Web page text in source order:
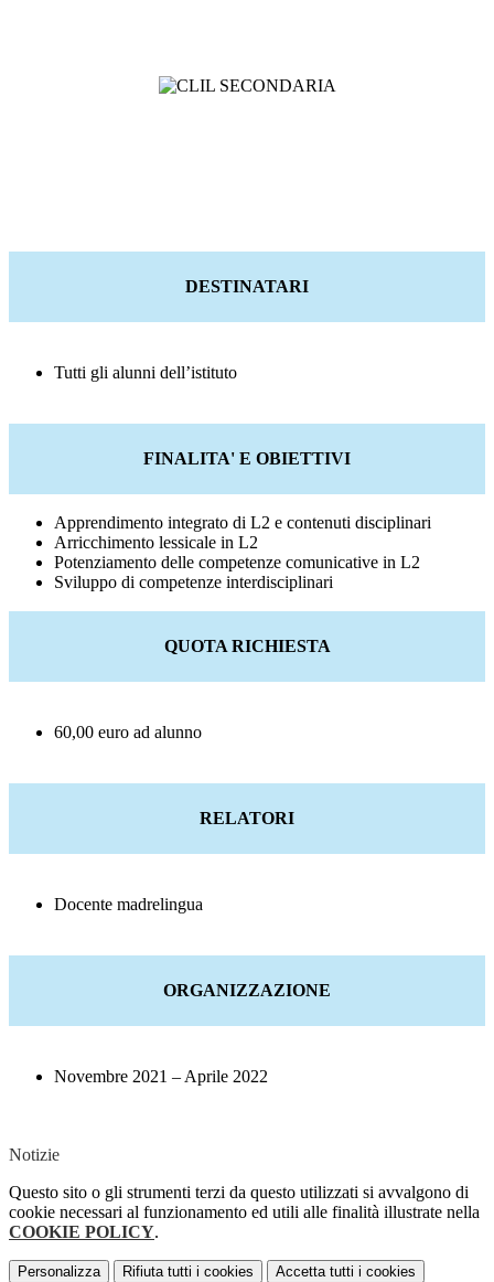
DESTINATARI
Tutti gli alunni dell’istituto
FINALITA' E OBIETTIVI
Apprendimento integrato di L2 e contenuti disciplinari
Arricchimento lessicale in L2
Potenziamento delle competenze comunicative in L2
Sviluppo di competenze interdisciplinari
QUOTA RICHIESTA
60,00 euro ad alunno
RELATORI
Docente madrelingua
ORGANIZZAZIONE
Novembre 2021 – Aprile 2022
Notizie
Questo sito o gli strumenti terzi da questo utilizzati si avvalgono di
cookie necessari al funzionamento ed utili alle finalità illustrate nella
COOKIE POLICY.
Personalizza Rifiuta tutti i cookies Accetta tutti i cookies